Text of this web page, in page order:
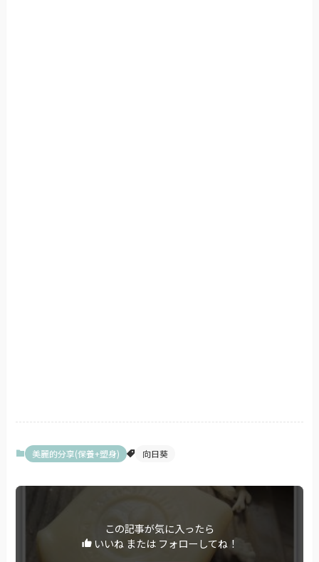
美麗的分享(保養+塑身) 向日葵
この記事が気に入ったら
いいね または フォローしてね！